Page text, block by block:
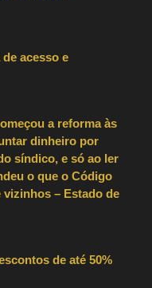
acesso e
a reforma às
dinheiro por
síndico, e só ao ler
o que o Código
– Estado de
de até 50%